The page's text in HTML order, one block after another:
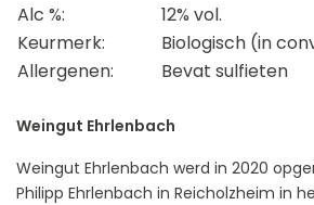
Alc %:
12% vol.
Keurmerk:
Biologisch (in
Allergenen:
Bevat sulfieten
Weingut Ehrlenbach
Weingut Ehrlenbach werd in 2020
Philipp Ehrlenbach in Reicholzheim in